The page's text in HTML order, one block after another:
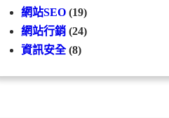
網站SEO (19)
網站行銷 (24)
資訊安全(8)